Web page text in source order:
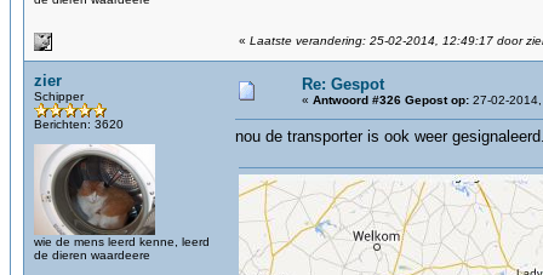
« Laatste verandering: 25-02-2014, 12:49:17 door
zier
Schipper
Berichten: 3620
wie de mens leerd kenne, leerd
de dieren waardeere
Re: Gespot
« Antwoord #326 Gepost op: 27-02-
nou de transporter is ook weer